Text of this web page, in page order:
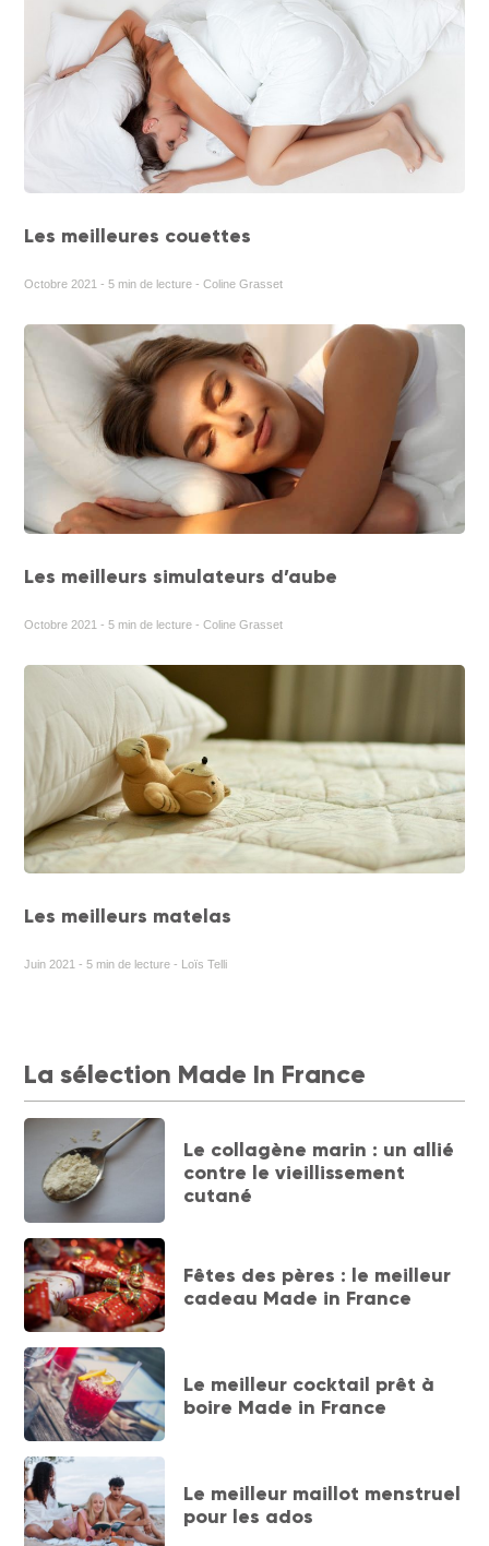
Les meilleures couettes
Octobre 2021 - 5 min de lecture - Coline Grasset
Les meilleurs simulateurs d’aube
Octobre 2021 - 5 min de lecture - Coline Grasset
Les meilleurs matelas
Juin 2021 - 5 min de lecture - Loïs Telli
La sélection Made In France
Le collagène marin : un allié
contre le vieillissement
cutané
Fêtes des pères : le meilleur
cadeau Made in France
Le meilleur cocktail prêt à
boire Made in France
Le meilleur maillot menstruel
pour les ados